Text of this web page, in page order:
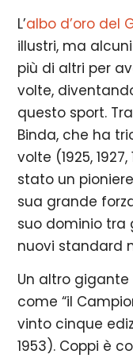
L’albo d’oro del
illustri, ma
più di altri per
volte,
questo sport.
Binda, che ha
volte (1925,
stato un
sua grande
suo dominio tra
nuovi standard
Un altro gigante
come “il
vinto cinque
1953). Coppi è